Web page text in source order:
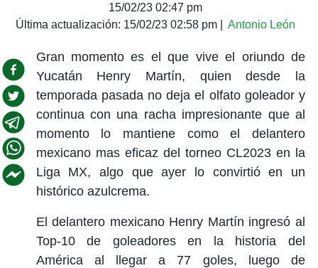
15/02/23 02:47 pm
Última actualización: 15/02/23 02:58 pm Antonio León
Gran momento es el que vive el oriundo de
Yucatán Henry Martín, quien desde la
temporada pasada no deja el olfato goleador y
continua con una racha impresionante que al
momento lo mantiene como el delantero
mexicano mas eficaz del torneo CL2023 en la
Liga MX, algo que ayer lo convirtió en un
histórico azulcrema.
El delantero mexicano Henry Martín ingresó al
Top-10 de goleadores en la historia del
América al llegar a 77 goles, luego de